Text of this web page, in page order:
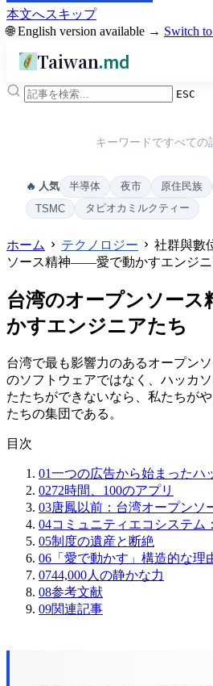
本文へスキップ
🌐 English version available → Switch
Taiwan.md
ESC
キーワードですべての
🔥 人気 半導体 夜市 原住民族
TSMC
タピオカミルクティー
ホーム テクノロジー 社群與數
ソース精神——愛で動かすエンジニ
台湾のオープンソー
かすエンジニアたち
台湾で最も影響力のあるオープン
のソフトウェアではなく、ハッカ
たたちができないなら、私たちが
たちの集団である。
目次
01一つの広告から始まったハ
0272時間、100のアプリ
03唐鳳以前：台湾オープンソ
04コミュニティエコシステム
05制度の遺産と断絶
06 「愛で動かす」構造的な理
0744,000人の静かな力
08参考文献
09関連記事